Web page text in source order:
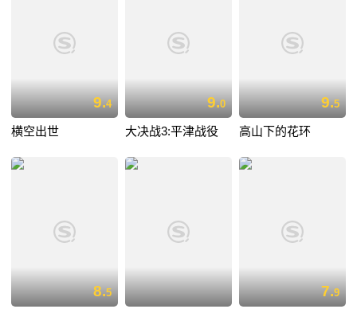
9.4
横空出世
9.0
大决战3:平津战役
9.5
高山下的花环
8.5 7.9